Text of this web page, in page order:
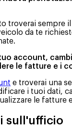
troverai sempre
da te
account,
le fatture e i
e troverai una
i tuoi dati,
le fatture
sull'ufficio